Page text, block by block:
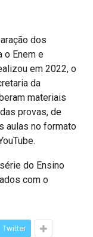
dos
o Enem e
em 2022, o
da
materiais
provas, de
aulas no formato
do Ensino
com o
Twitter